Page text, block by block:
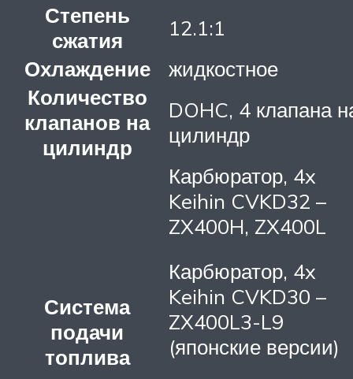
Степень
сжатия
12.1:1
Охлаждение
жидкостное
Количество
клапанов на
цилиндр
DOHC, 4 клапана
цилиндр
Система
подачи
топлива
Карбюратор, 4x
Keihin CVKD32 –
ZX400H, ZX400L
Карбюратор, 4x
Keihin CVKD30 –
ZX400L3-L9
(японские версии)